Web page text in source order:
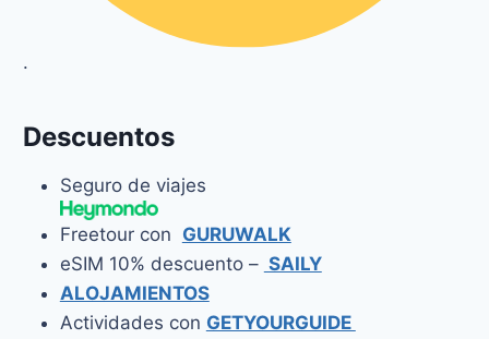
.
Descuentos
Seguro de viajes
Freetour con GURUWALK
eSIM 10% descuento – SAILY
ALOJAMIENTOS
Actividades con GETYOURGUIDE